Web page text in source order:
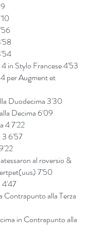
in Stylo Francese 4'53
per Augment et
Duodecima 3'30
Decima 6'09
4 7'22
3 6'57
al roversio &
7'50
4'47
Contrapunto alla Terza
in Contrapunto alla